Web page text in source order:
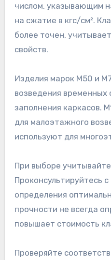
числом, указывающим
на сжатие в кгс/см².
более точен,
свойств.
Изделия марок М50 и
возведения временных
заполнения каркасов.
для малоэтажного
используют для
При выборе
Проконсультируйтесь
определения
прочности не всегда
повышает стоимость
Проверяйте